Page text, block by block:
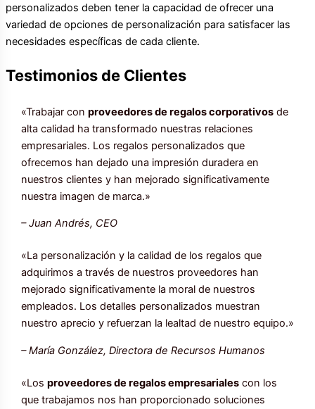
personalizados deben tener la capacidad de ofrecer una
variedad de opciones de personalización para satisfacer las
necesidades específicas de cada cliente.
Testimonios de Clientes
«Trabajar con proveedores de regalos corporativosde
alta calidad ha transformado nuestras relaciones
empresariales. Los regalos personalizados que
ofrecemos han dejado una impresión duradera en
nuestros clientes y han mejorado significativamente
nuestra imagen de marca.»
– Juan Andrés, CEO
«La personalización y la calidad de los regalos que
adquirimos a través de nuestros proveedores han
mejorado significativamente la moral de nuestros
empleados. Los detalles personalizados muestran
nuestro aprecio y refuerzan la lealtad de nuestro equipo.»
– María González, Directora de Recursos Humanos
«Los proveedores de regalos empresarialescon los
que trabajamos nos han proporcionado soluciones